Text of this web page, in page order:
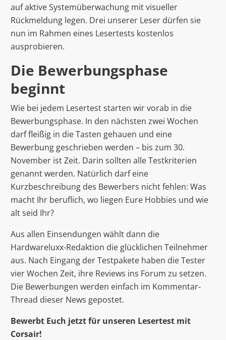
auf aktive Systemüberwachung mit visueller
Rückmeldung legen. Drei unserer Leser dürfen sie
nun im Rahmen eines Lesertests kostenlos
ausprobieren.
Die Bewerbungsphase
beginnt
Wie bei jedem Lesertest starten wir vorab in die
Bewerbungsphase. In den nächsten zwei Wochen
darf fleißig in die Tasten gehauen und eine
Bewerbung geschrieben werden – bis zum 30.
November ist Zeit. Darin sollten alle Testkriterien
genannt werden. Natürlich darf eine
Kurzbeschreibung des Bewerbers nicht fehlen: Was
macht Ihr beruflich, wo liegen Eure Hobbies und wie
alt seid Ihr?
Aus allen Einsendungen wählt dann die
Hardwareluxx-Redaktion die glücklichen Teilnehmer
aus. Nach Eingang der Testpakete haben die Tester
vier Wochen Zeit, ihre Reviews ins Forum zu setzen.
Die Bewerbungen werden einfach im Kommentar-
Thread dieser News gepostet.
Bewerbt Euch jetzt für unseren Lesertest mit
Corsair!